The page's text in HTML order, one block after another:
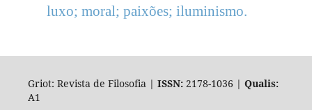
luxo; moral; paixões; iluminismo.
Griot: Revista de Filosofia | ISSN:2178-1036 | Qualis:
A1